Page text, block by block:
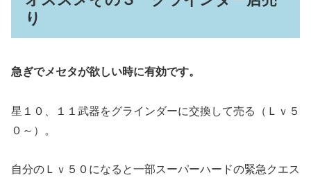
り
急ぎでメセタが欲しい時に有効です。
星１０、１１武器をグラインダーに交換して売る（Ｌｖ５
０～）。
自分のＬｖ５０になると一部スーパーハードの緊急クエス